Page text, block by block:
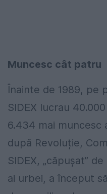
Muncesc cât patru
Înainte de 1989, pe
SIDEX lucrau
6.434 mai muncesc
după Revoluție,
SIDEX, „căpușat”
ai urbei, a început